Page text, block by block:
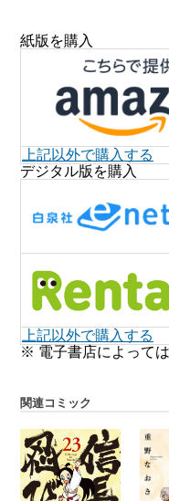
紙版を購入
上記以外で購入する
デジタル版を購入
上記以外で購入する
※ 電子書店によって
関連コミック